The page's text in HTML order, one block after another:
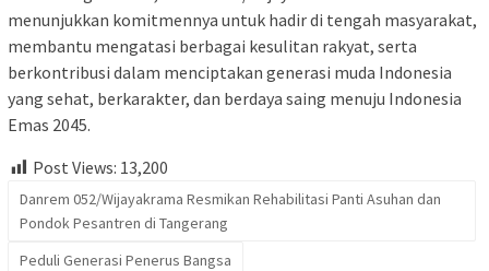
menunjukkan komitmennya untuk hadir di tengah masyarakat,
membantu mengatasi berbagai kesulitan rakyat, serta
berkontribusi dalam menciptakan generasi muda Indonesia
yang sehat, berkarakter, dan berdaya saing menuju Indonesia
Emas 2045.
Post Views: 13,200
Danrem 052/Wijayakrama Resmikan Rehabilitasi Panti Asuhan dan
Pondok Pesantren di Tangerang
Peduli Generasi Penerus Bangsa